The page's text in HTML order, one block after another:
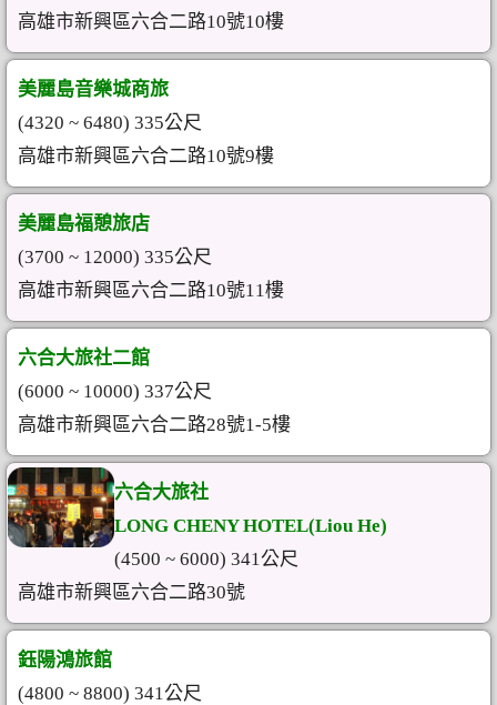
高雄市新興區六合二路10號10樓
美麗島音樂城商旅
(4320 ~ 6480) 335公尺
高雄市新興區六合二路10號9樓
美麗島福憩旅店
(3700 ~ 12000) 335公尺
高雄市新興區六合二路10號11樓
六合大旅社二館
(6000 ~ 10000) 337公尺
高雄市新興區六合二路28號1-5樓
六合大旅社
LONG CHENY HOTEL(Liou He)
(4500 ~ 6000) 341公尺
高雄市新興區六合二路30號
鈺陽鴻旅館
(4800 ~ 8800) 341公尺